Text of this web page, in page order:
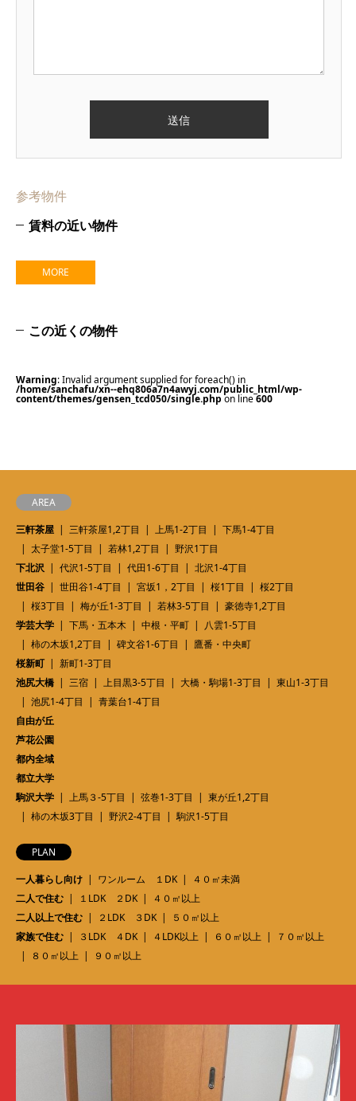
参考物件
賃料の近い物件
MORE
この近くの物件
Warning: Invalid argument supplied for foreach() in
/home/sanchafu/xn--ehq806a7n4awyj.com/public_html/wp-
content/themes/gensen_tcd050/single.php on line600
AREA
三軒茶屋
三軒茶屋1,2丁目 上馬1-2丁目
下馬1-4丁目
太子堂1-5丁目
若林1,2丁目
野沢1丁目
下北沢
代沢1-5丁目 代田1-6丁目
北沢1-4丁目
世田谷
世田谷1-4丁目 宮坂1，2丁目 桜1丁目
桜2丁目
桜3丁目
梅が丘1-3丁目 若林3-5丁目
豪徳寺1,2丁目
学芸大学
下馬・五本木 中根・平町
八雲1-5丁目
柿の木坂1,2丁目
碑文谷1-6丁目
鷹番・中央町
桜新町
新町1-3丁目
池尻大橋
三宿 上目黒3-5丁目 大橋・駒場1-3丁目
東山1-3丁目
池尻1-4丁目
青葉台1-4丁目
自由が丘
芦花公園
都内全域
都立大学
駒沢大学
上馬３-5丁目 弦巻1-3丁目
東が丘1,2丁目
柿の木坂3丁目
野沢2-4丁目 駒沢1-5丁目
PLAN
一人暮らし向け
ワンルーム １DK
４０㎡未満
二人で住む
１LDK ２DK
４０㎡以上
二人以上で住む
２LDK ３DK
５０㎡以上
家族で住む
３LDK ４DK ４LDK以上 ６０㎡以上
７０㎡以上
８０㎡以上
９０㎡以上